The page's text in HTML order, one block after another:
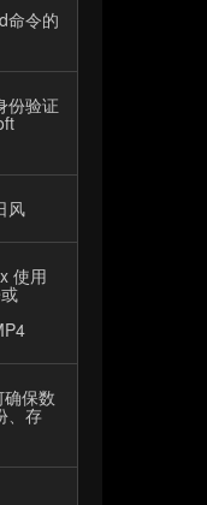
命令的
份验证
风
使用
保数
、存